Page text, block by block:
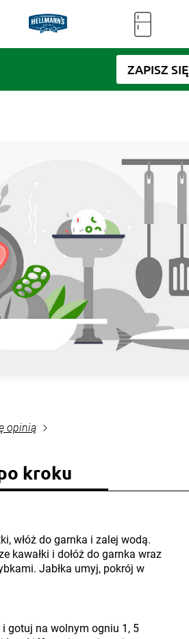
ZAPISZ SIĘ
opinią
kroku
włóż do garnka i zalej wodą.
kawałki i dołóż do garnka wraz
Jabłka umyj, pokrój w
i gotuj na wolnym ogniu 1, 5